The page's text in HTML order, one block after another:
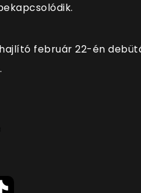
február 22-én